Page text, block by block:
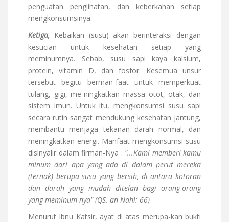
penguatan penglihatan, dan keberkahan setiap
mengkonsumsinya.
Ketiga, Kebaikan (susu) akan berinteraksi dengan
kesucian untuk kesehatan setiap yang
meminumnya. Sebab, susu sapi kaya kalsium,
protein, vitamin D, dan fosfor. Kesemua unsur
tersebut begitu berman-faat untuk memperkuat
tulang, gigi, me-ningkatkan massa otot, otak, dan
sistem imun. Untuk itu, mengkonsumsi susu sapi
secara rutin sangat mendukung kesehatan jantung,
membantu menjaga tekanan darah normal, dan
meningkatkan energi. Manfaat mengkonsumsi susu
disinyalir dalam firman-Nya : "...Kami memberi kamu
minum dari apa yang ada di dalam perut mereka
(ternak) berupa susu yang bersih, di antara kotoran
dan darah yang mudah ditelan bagi orang-orang
yang meminum-nya" (QS. an-Nahl: 66)
Menurut Ibnu Katsir, ayat di atas merupa-kan bukti